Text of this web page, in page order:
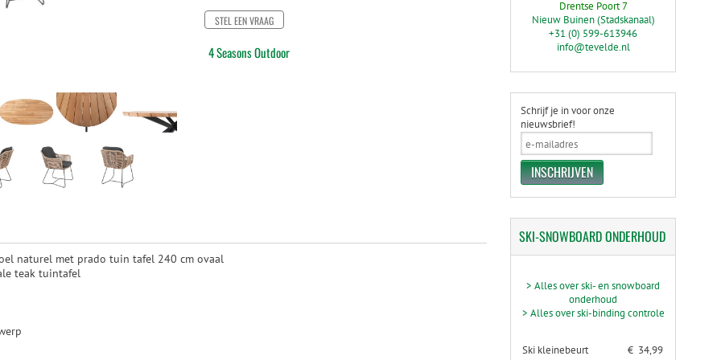
STEL EEN VRAAG
4 Seasons Outdoor
naturel met prado tuin tafel 240 cm ovaal
teak tuintafel
Drentse Poort 7
Nieuw Buinen (Stadskanaal)
+31 (0) 599-613946
info@tevelde.nl
Schrijf je in voor onze
nieuwsbrief!
SKI-SNOWBOARDONDERHOUD
> Alles over ski- en snowboard
onderhoud
> Alles over ski-binding controle
Ski kleinebeurt
€ 34,99